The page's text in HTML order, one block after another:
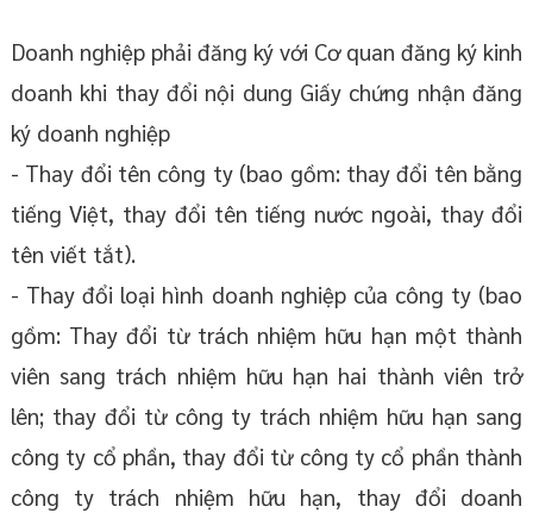
Doanh nghiệp phải đăng ký với Cơ quan đăng ký kinh
doanh khi thay đổi nội dung Giấy chứng nhận đăng
ký doanh nghiệp
- Thay đổi tên công ty (bao gồm: thay đổi tên bằng
tiếng Việt, thay đổi tên tiếng nước ngoài, thay đổi
tên viết tắt).
- Thay đổi loại hình doanh nghiệp của công ty (bao
gồm: Thay đổi từ trách nhiệm hữu hạn một thành
viên sang trách nhiệm hữu hạn hai thành viên trở
lên; thay đổi từ công ty trách nhiệm hữu hạn sang
công ty cổ phần, thay đổi từ công ty cổ phần thành
công ty trách nhiệm hữu hạn, thay đổi doanh